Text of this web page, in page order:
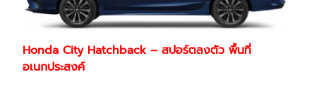
Honda City Hatchback – สปอร์ตลงตัว พื้นที่
อเนกประสงค์